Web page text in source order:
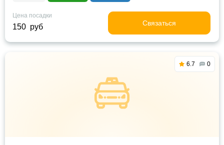
Цена посадки
150 руб Связаться
6.7 0